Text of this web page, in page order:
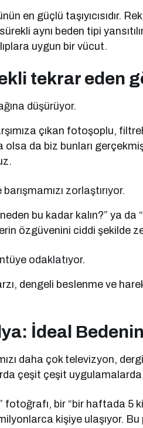
en güçlü taşıyıcısıdır.
aynı beden tipi
uygun bir vücut.
tekrar eden
düşürüyor.
çıkan fotoşoplu,
olsa da biz bunları
zorlaştırıyor.
bu kadar kalın?” ya
özgüvenini ciddi şekilde
odaklatıyor.
dengeli beslenme ve
İdeal
daha çok televizyon,
çeşit çeşit uygulamalarda,
fotoğrafı, bir “bir haftada 5
kişiye ulaşıyor.